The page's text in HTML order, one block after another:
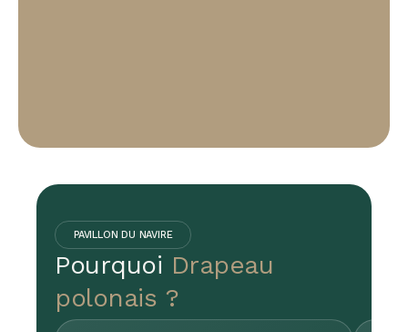
PAVILLON DU NAVIRE
Pourquoi Drapeau
polonais ?